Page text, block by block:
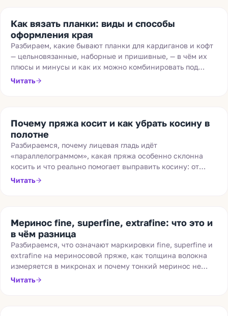
Как вязать планки: виды и способы
оформления края
Разбираем, какие бывают планки для кардиганов и кофт
— цельновязанные, наборные и пришивные, — в чём их
плюсы и минусы и как их можно комбинировать под
свою задачу.
Читать
Почему пряжа косит и как убрать косину в
полотне
Разбираемся, почему лицевая гладь идёт
«параллелограммом», какая пряжа особенно склонна
косить и что реально помогает выправить косину: от
переворота конуса до смены плотности и вязания
Читать
Меринос fine, superfine, extrafine: что это и
в чём разница
Разбираемся, что означают маркировки fine, superfine и
extrafine на мериносовой пряже, как толщина волокна
измеряется в микронах и почему тонкий меринос не
колется и не раздражает кожу.
Читать